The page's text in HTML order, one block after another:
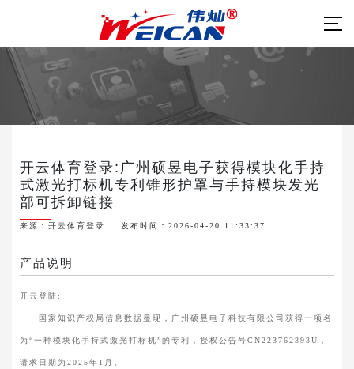
开云体育登录:广州硕昱电子获得模块化手持
式激光打标机专利锥形护罩与手持模块发光
部可拆卸链接
来源： 开云体育登录 发布时间：2026-04-20 11:33:37
产品说明
开云登陆:
国家知识产权局信息数据显现，广州硕昱电子科技有限公司获得一项名
为“一种模块化手持式激光打标机”的专利，授权公告号CN223762393U，
请求日期为2025年1月。